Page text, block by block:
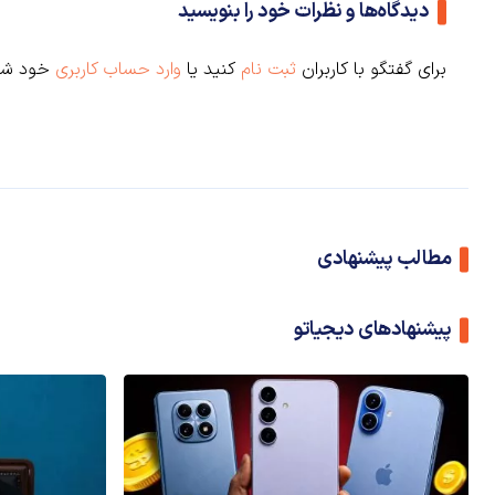
دیدگاه‌ها و نظرات خود را بنویسید
برای گفتگو با کاربران ثبت نام کنید یا وارد حساب کاربری خود
مطالب پیشنهادی
پیشنهادهای دیجیاتو